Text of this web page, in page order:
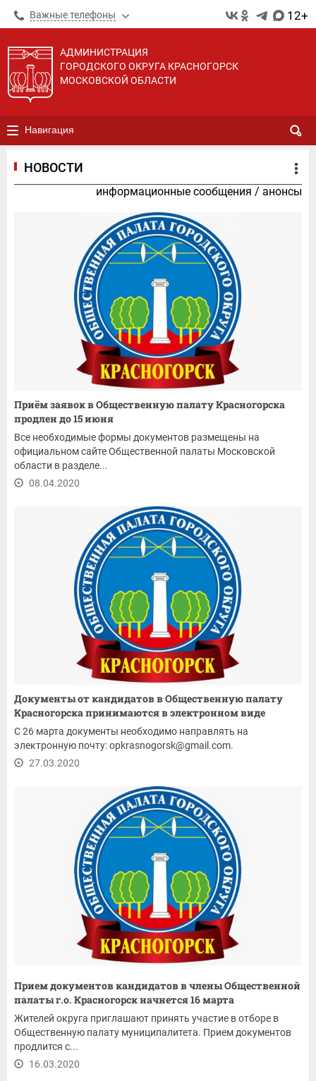
Важные телефоны 12+
АДМИНИСТРАЦИЯ
ГОРОДСКОГО ОКРУГА КРАСНОГОРСК
МОСКОВСКОЙ ОБЛАСТИ
Навигация
НОВОСТИ
информационные сообщения / анонсы
Приём заявок в Общественную палату Красногорска
продлен до 15 июня
Все необходимые формы документов размещены на
официальном сайте Общественной палаты Московской
области в разделе...
08.04.2020
Документы от кандидатов в Общественную палату
Красногорска принимаются в электронном виде
С 26 марта документы необходимо направлять на
электронную почту: opkrasnogorsk@gmail.com.
27.03.2020
Прием документов кандидатов в члены Общественной
палаты г.о. Красногорск начнется 16 марта
Жителей округа приглашают принять участие в отборе в
Общественную палату муниципалитета. Прием документов
продлится с...
16.03.2020